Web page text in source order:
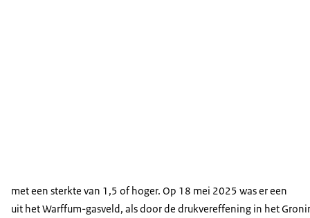
met een sterkte van 1,5 of hoger. Op 18 mei 2025 was er een
uit het Warffum-gasveld, als door de drukvereffening in het